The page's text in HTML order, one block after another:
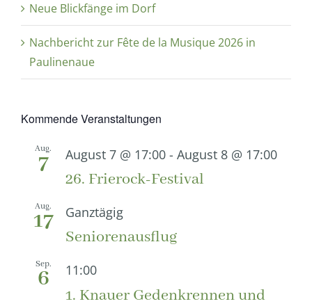
Neue Blickfänge im Dorf
Nachbericht zur Fête de la Musique 2026 in
Paulinenaue
Kommende Veranstaltungen
Aug.
7 August 7 @ 17:00 - August 8 @ 17:00
26. Frierock-Festival
Aug.
17 Ganztägig
Seniorenausflug
Sep.
6 11:00
1. Knauer Gedenkrennen und